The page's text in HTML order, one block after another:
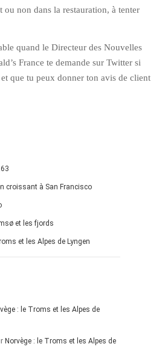
ou non dans la restauration, à tenter
quand le Directeur des Nouvelles
France te demande sur Twitter si
que tu peux donner ton avis de client
croissant à San Francisco
et les fjords
et les Alpes de Lyngen
: le Troms et les Alpes de
Norvège : le Troms et les Alpes de